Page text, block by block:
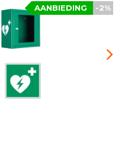
-2%
AANBIEDING